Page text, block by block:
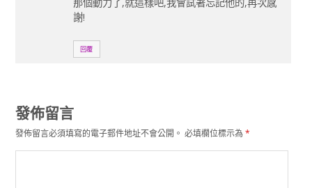
謝!
回覆
發佈留言
發佈留言必須填寫的電子郵件地址不會公開。 必填欄位標示為*